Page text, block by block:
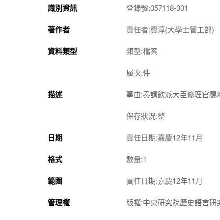
識別資訊 登錄號:057118-001
著作者 責任者:費淳(大學士管工部)
資料類型 類型:檔案
層次:件
描述 事由:奏請欽派大臣修理官廳
保存狀況:整
日期 責任日期:嘉慶12年11月
格式 數量:1
範圍 責任日期:嘉慶12年11月
管理權 版權:中央研究院歷史語言研